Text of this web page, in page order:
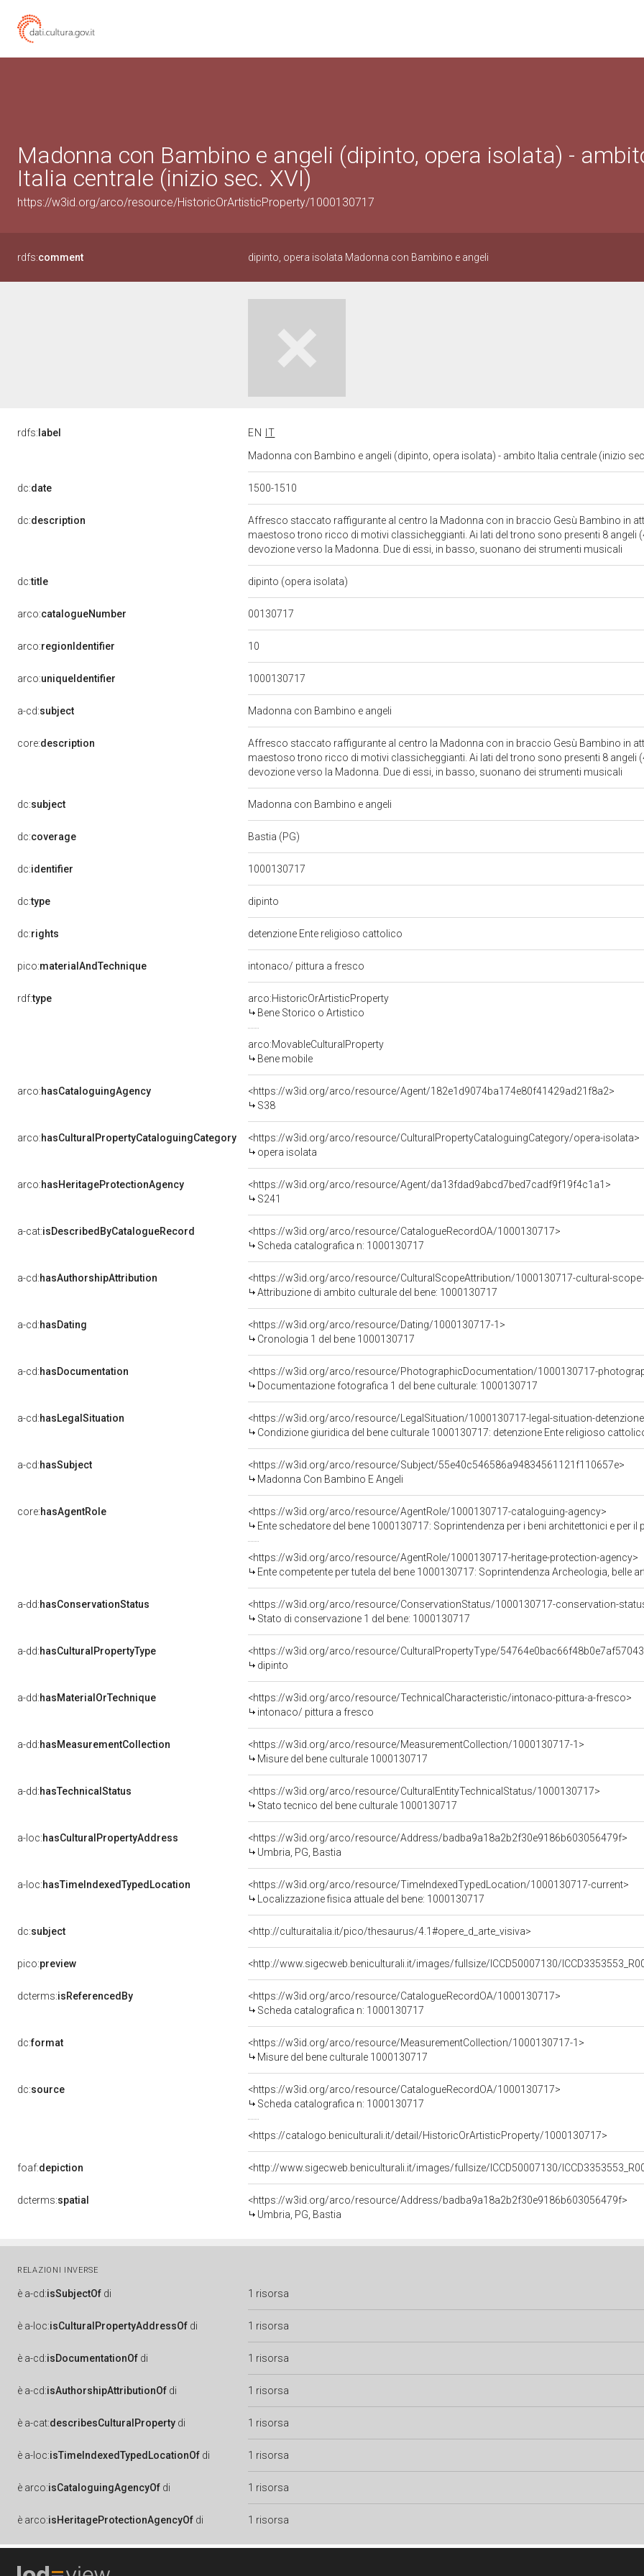
Madonna con Bambino e angeli (dipinto, opera isolata) -
Italia centrale (inizio sec. XVI)
https://w3id.org/arco/resource/HistoricOrArtisticProperty/1000130717
rdfs:comment dipinto, opera isolata Madonna con Bambino e angeli
rdfs: label EN
IT
Madonna con Bambino e angeli (dipinto, opera isolata) - ambito Italia centrale (inizio
dc:date 1500-1510
dc:description
Affresco staccato raffigurante al centro la Madonna con in braccio Gesù Bambino in
maestoso trono ricco di motivi classicheggianti. Ai lati del trono sono presenti 8 angeli
devozione verso la Madonna. Due di essi, in basso, suonano dei strumenti musicali
dc:title dipinto (opera isolata)
arco:catalogueNumber 00130717
arco:regionIdentifier 10
arco:uniqueIdentifier 1000130717
a-cd:subject Madonna con Bambino e angeli
core:description
Affresco staccato raffigurante al centro la Madonna con in braccio Gesù Bambino in
maestoso trono ricco di motivi classicheggianti. Ai lati del trono sono presenti 8 angeli
devozione verso la Madonna. Due di essi, in basso, suonano dei strumenti musicali
dc:subject Madonna con Bambino e angeli
dc:coverage Bastia (PG)
dc:identifier 1000130717
dc:type dipinto
dc:rights detenzione Ente religioso cattolico
pico:materialAndTechnique intonaco/ pittura a fresco
rdf:type
arco:HistoricOrArtisticProperty
Bene Storico o Artistico
arco:MovableCulturalProperty
Bene mobile
arco:hasCataloguingAgency
<https://w3id.org/arco/resource/Agent/182e1d9074ba174e80f41429ad21f8a2>
S38
arco:hasCulturalPropertyCataloguingCategory
<https://w3id.org/arco/resource/CulturalPropertyCataloguingCategory/opera-isolata>
opera isolata
arco:hasHeritageProtectionAgency
<https://w3id.org/arco/resource/Agent/da13fdad9abcd7bed7cadf9f19f4c1a1>
S241
a-cat:isDescribedByCatalogueRecord
<https://w3id.org/arco/resource/CatalogueRecordOA/1000130717>
Scheda catalografica n: 1000130717
a-cd:hasAuthorshipAttribution
<https://w3id.org/arco/resource/CulturalScopeAttribution/1000130717-cultural-
Attribuzione di ambito culturale del bene: 1000130717
a-cd:hasDating
<https://w3id.org/arco/resource/Dating/1000130717-1>
Cronologia 1 del bene 1000130717
a-cd:hasDocumentation
<https://w3id.org/arco/resource/PhotographicDocumentation/1000130717-
Documentazione fotografica 1 del bene culturale: 1000130717
a-cd:hasLegalSituation
<https://w3id.org/arco/resource/LegalSituation/1000130717-legal-situation-
Condizione giuridica del bene culturale 1000130717: detenzione Ente religioso
a-cd:hasSubject
<https://w3id.org/arco/resource/Subject/55e40c546586a94834561121f110657e>
Madonna Con Bambino E Angeli
core:hasAgentRole
<https://w3id.org/arco/resource/AgentRole/1000130717-cataloguing-agency>
Ente schedatore del bene 1000130717: Soprintendenza per i beni architettonici e per il
<https://w3id.org/arco/resource/AgentRole/1000130717-heritage-protection-agency>
Ente competente per tutela del bene 1000130717: Soprintendenza Archeologia, belle
a-dd:hasConservationStatus
<https://w3id.org/arco/resource/ConservationStatus/1000130717-conservation-
Stato di conservazione 1 del bene: 1000130717
a-dd:hasCulturalPropertyType
<https://w3id.org/arco/resource/CulturalPropertyType/
dipinto
a-dd:hasMaterialOrTechnique
<https://w3id.org/arco/resource/TechnicalCharacteristic/intonaco-pittura-a-fresco>
intonaco/ pittura a fresco
a-dd:hasMeasurementCollection
<https://w3id.org/arco/resource/MeasurementCollection/1000130717-1>
Misure del bene culturale 1000130717
a-dd:hasTechnicalStatus
<https://w3id.org/arco/resource/CulturalEntityTechnicalStatus/1000130717>
Stato tecnico del bene culturale 1000130717
a-loc:hasCulturalPropertyAddress
<https://w3id.org/arco/resource/Address/badba9a18a2b2f30e9186b603056479f>
Umbria, PG, Bastia
a-loc:hasTimeIndexedTypedLocation
<https://w3id.org/arco/resource/TimeIndexedTypedLocation/1000130717-current>
Localizzazione fisica attuale del bene: 1000130717
dc:subject <http://culturaitalia.it/pico/thesaurus/4.1#opere_d_arte_visiva>
pico:preview <http://www.sigecweb.beniculturali.it/images/fullsize/ICCD50007130/
dcterms:isReferencedBy
<https://w3id.org/arco/resource/CatalogueRecordOA/1000130717>
Scheda catalografica n: 1000130717
dc:format
<https://w3id.org/arco/resource/MeasurementCollection/1000130717-1>
Misure del bene culturale 1000130717
dc:source
<https://w3id.org/arco/resource/CatalogueRecordOA/1000130717>
Scheda catalografica n: 1000130717
<https://catalogo.beniculturali.it/detail/HistoricOrArtisticProperty/1000130717>
foaf:depiction <http://www.sigecweb.beniculturali.it/images/fullsize/ICCD50007130/
dcterms:spatial
<https://w3id.org/arco/resource/Address/badba9a18a2b2f30e9186b603056479f>
Umbria, PG, Bastia
RELAZIONI INVERSE
è a-cd:isSubjectOf di 1 risorsa
è a-loc:isCulturalPropertyAddressOf di 1 risorsa
è a-cd:isDocumentationOf di 1 risorsa
è a-cd:isAuthorshipAttributionOf di 1 risorsa
è a-cat:describesCulturalProperty di 1 risorsa
è a-loc:isTimeIndexedTypedLocationOf di 1 risorsa
è arco:isCataloguingAgencyOf di 1 risorsa
è arco:isHeritageProtectionAgencyOf di 1 risorsa